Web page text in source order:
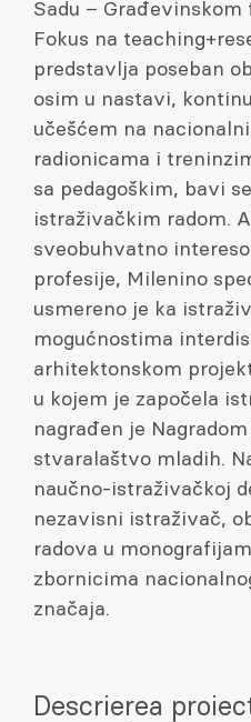
Sadu –
Fokus na
predstavlja poseban
osim u nastavi,
učešćem na
radionicama i
sa pedagoškim, bavi
istraživačkim radom.
sveobuhvatno
profesije, Milenino
usmereno je ka
mogućnostima
arhitektonskom
u kojem je započela
nagrađen je
stvaralaštvo mladih.
naučno-istraživačkoj
nezavisni istraživač,
radova u
zbornicima
značaja.
Descrierea